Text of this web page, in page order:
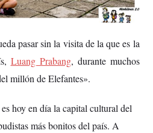
pasar sin la visita de la que es la
Luang Prabang, durante muchos
millón de Elefantes».
hoy en día la capital cultural del
más bonitos del país. A